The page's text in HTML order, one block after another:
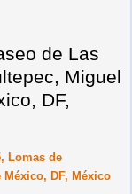
de Las
Miguel
DF,
Lomas de
DF, México